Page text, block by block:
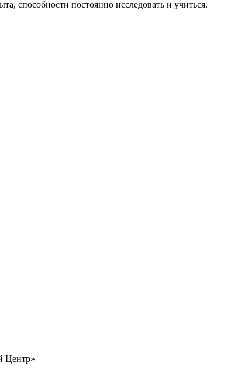
способности постоянно исследовать и учиться.
Центр»